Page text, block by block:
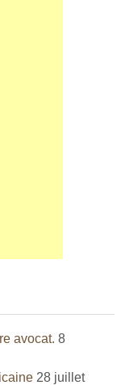
avocat. 8
28 juillet